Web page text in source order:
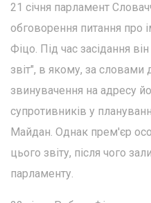
21 січня парламент
обговорення питання про
Фіцо. Під час засідання
звіт", в якому, за словами
звинувачення на адресу
супротивників у
Майдан. Однак прем'єр
цього звіту, після чого
парламенту.